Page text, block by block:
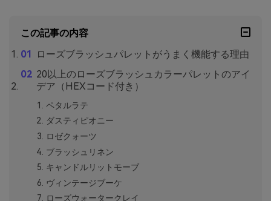
この記事の内容
ローズブラッシュパレットがうまく機能する理由
20以上のローズブラッシュカラーパレットのアイ
デア（HEXコード付き）
ペタルラテ
ダスティピオニー
ロゼクォーツ
ブラッシュリネン
キャンドルリットモーブ
ヴィンテージブーケ
ローズウォータークレイ